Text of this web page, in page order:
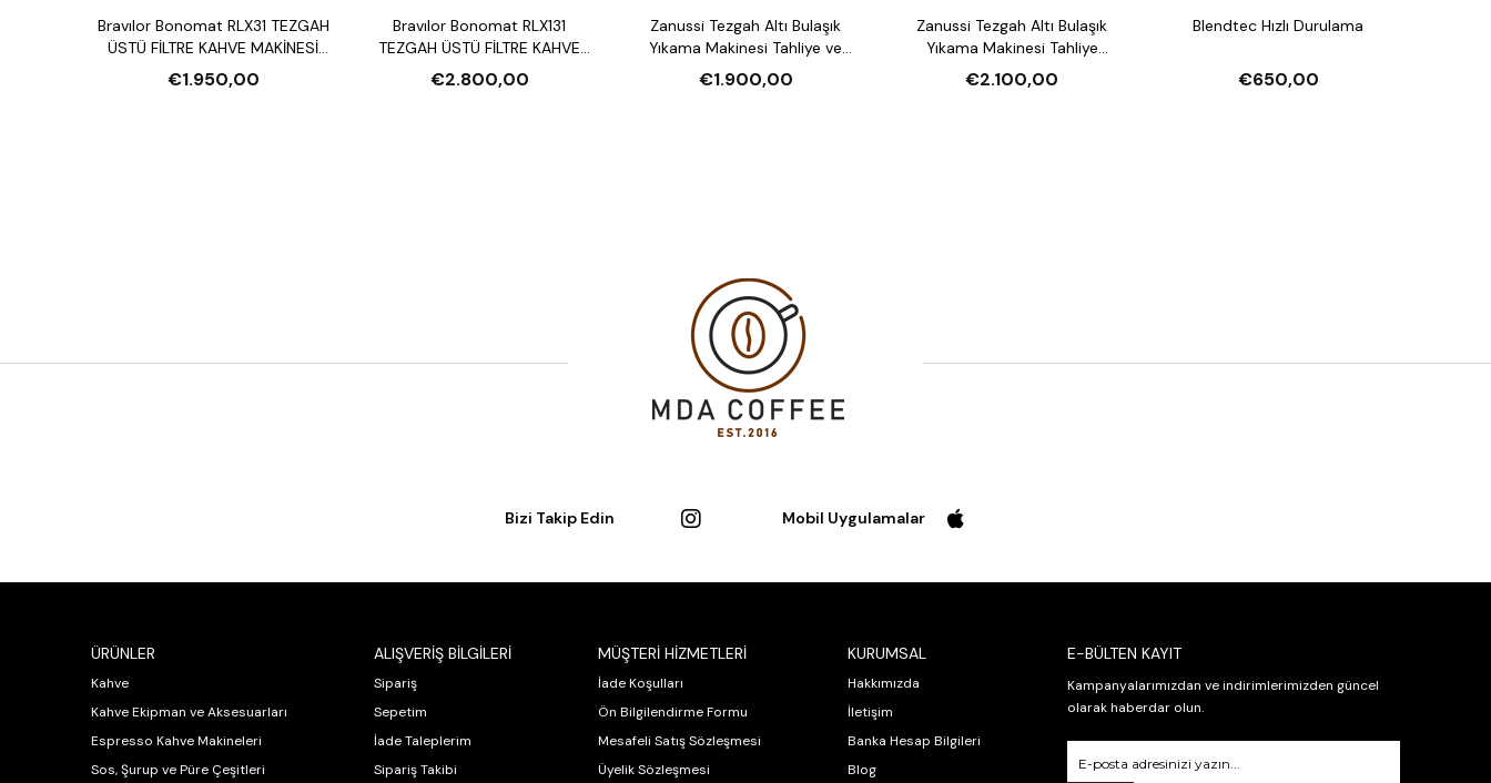
Bravılor Bonomat RLX31 TEZGAH
ÜSTÜ FİLTRE KAHVE MAKİNESİ
VE SU ISITICI
€1.950,00
Bravılor Bonomat RLX131
TEZGAH ÜSTÜ FİLTRE KAHVE
MAKİNESİ VE SU ISITICI
€2.800,00
Zanussi Tezgah Altı Bulaşık
Yıkama Makinesi Tahliye ve
Parlatıcı Pompalı
€1.900,00
Zanussi Tezgah Altı Bulaşık
Yıkama Makinesi Tahliye
Deterjan ve Parlatıcı Pompalı ve
Deterjan Pompalı
€2.100,00
Blendtec Hızlı Durulama
€650,00
Bizi Takip Edin Mobil Uygulamalar
ÜRÜNLER
Kahve
Kahve Ekipman ve Aksesuarları
Espresso Kahve Makineleri
Sos, Şurup ve Püre Çeşitleri
ALIŞVERİŞ BİLGİLERİ
Sipariş
Sepetim
İade Taleplerim
Sipariş Takibi
MÜŞTERİ HİZMETLERİ
İade Koşulları
Ön Bilgilendirme Formu
Mesafeli Satış Sözleşmesi
Üyelik Sözleşmesi
KURUMSAL
Hakkımızda
İletişim
Banka Hesap Bilgileri
Blog
E-BÜLTEN KAYIT
Kampanyalarımızdan ve indirimlerimizden güncel
olarak haberdar olun.